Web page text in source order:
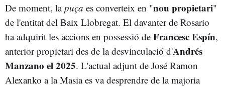
De moment, lapuça es converteix en "nou propietari"
de l'entitat del Baix Llobregat. El davanter de Rosario
ha adquirit les accions en possessió de Francesc Espín,
anterior propietari des de la desvinculació d'Andrés
Manzano el 2025. L'actual adjunt de José Ramon
Alexanko a la Masia es va desprendre de la majoria